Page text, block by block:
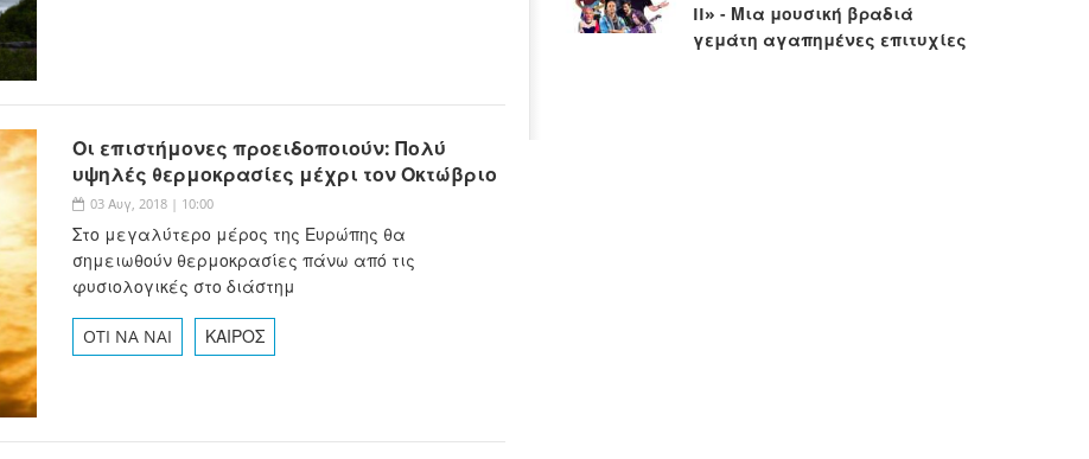
Οι επιστήμονες προειδοποιούν: Πολύ
υψηλές θερμοκρασίες μέχρι τον Οκτώβριο
03 Αυγ, 2018 | 10:00
Στο μεγαλύτερο μέρος της Ευρώπης θα
σημειωθούν θερμοκρασίες πάνω από τις
φυσιολογικές στο διάστημ
OTI NA NAI ΚΑΙΡΟΣ
II» - Μια μουσική βραδιά
γεμάτη αγαπημένες επιτυχίες